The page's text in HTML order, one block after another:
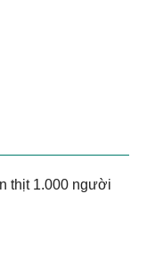
thịt 1.000 người